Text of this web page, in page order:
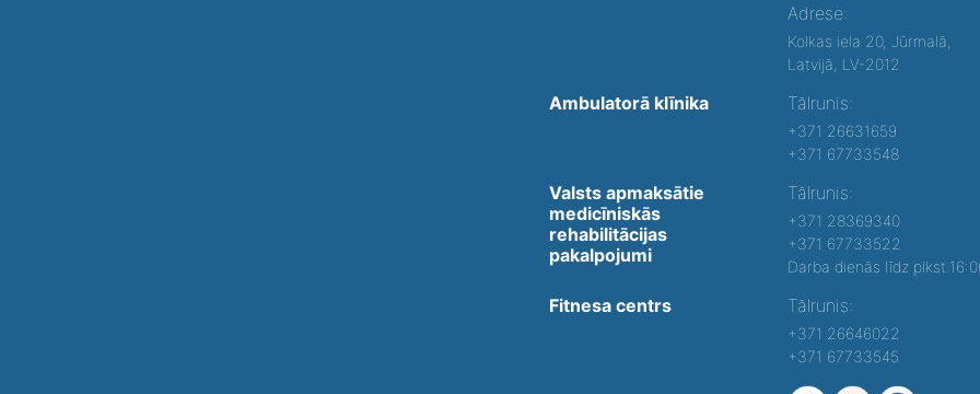
Adrese:
Kolkas iela 20, Jūrmalā,
Latvijā, LV-2012
Ambulatorā klīnika Tālrunis:
+371 26631659
+371 67733548
Valsts apmaksātie
medicīniskās
rehabilitācijas
pakalpojumi
Tālrunis:
+371 28369340
+371 67733522
Darba dienās līdz
Fitnesa centrs Tālrunis:
+371 26646022
+371 67733545